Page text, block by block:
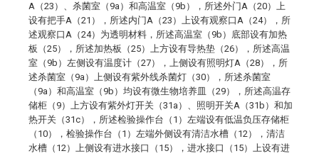
A（23）、杀菌室（9a）和高温室（9b），所述外门A（20）上
设有把手A（21），所述内门A（23）上设有观察口A（24），所
述观察口A（24）为透明材料，所述高温室（9b）底部设有加热
板（25），所述加热板（25）上方设有导热垫（26），所述高温
室（9b）左侧设有温度计（27），上侧设有照明灯A（28），所
述杀菌室（9a）上侧设有紫外线杀菌灯（30），所述杀菌室
（9a）和高温室（9b）均设有微生物培养皿（29），所述高温存
储柜（9）上方设有紫外灯开关（31a）、照明开关A（31b）和加
热开关（31c），所述检验操作台（1）左端设有低温负压存储柜
（10），检验操作台（1）左端外侧设有清洁水槽（12），清洁
水槽（12）上侧设有进水接口（15），进水接口（15）上设有进